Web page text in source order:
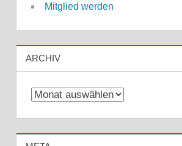
Mitglied werden
ARCHIV
Archiv